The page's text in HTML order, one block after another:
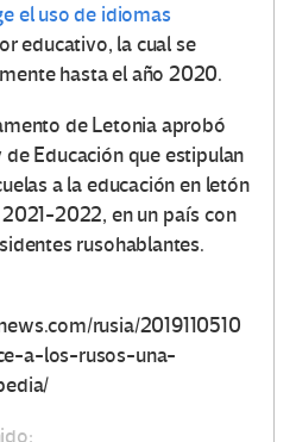
el uso de idiomas
educativo, la cual se
hasta el año 2020.
de Letonia aprobó
de Educación que estipulan
a la educación en letón
2022, en un país con
rusohablantes.
rusia/2019110510
a-los-rusos-una-